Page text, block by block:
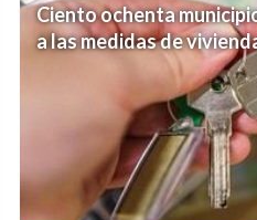
Ciento ochenta
a las medidas de